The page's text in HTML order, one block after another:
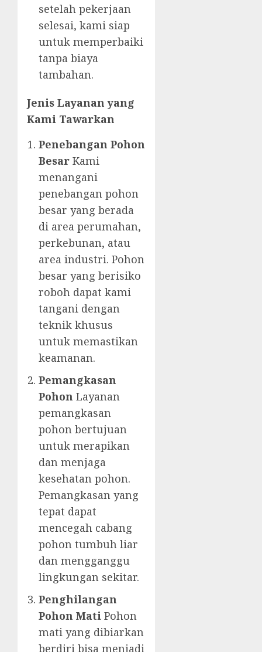
setelah pekerjaan
selesai, kami siap
untuk memperbaiki
tanpa biaya
tambahan.
Jenis Layanan yang
Kami Tawarkan
Penebangan Pohon
Besar Kami
menangani
penebangan pohon
besar yang berada
di area perumahan,
perkebunan, atau
area industri. Pohon
besar yang berisiko
roboh dapat kami
tangani dengan
teknik khusus
untuk memastikan
keamanan.
Pemangkasan
Pohon Layanan
pemangkasan
pohon bertujuan
untuk merapikan
dan menjaga
kesehatan pohon.
Pemangkasan yang
tepat dapat
mencegah cabang
pohon tumbuh liar
dan mengganggu
lingkungan sekitar.
Penghilangan
Pohon Mati Pohon
mati yang dibiarkan
berdiri bisa menjadi